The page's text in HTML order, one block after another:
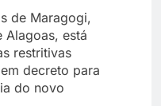
de Maragogi,
está
restritivas
decreto para
do novo